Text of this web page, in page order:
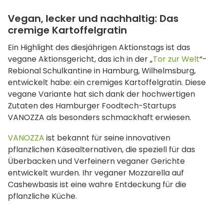
Vegan, lecker und nachhaltig: Das
cremige Kartoffelgratin
Ein Highlight des diesjährigen Aktionstags ist das
vegane Aktionsgericht, das ich in der „Tor zur Welt“-
Rebional Schulkantine in Hamburg, Wilhelmsburg,
entwickelt habe: ein cremiges Kartoffelgratin. Diese
vegane Variante hat sich dank der hochwertigen
Zutaten des Hamburger Foodtech-Startups
VANOZZA als besonders schmackhaft erwiesen.
VANOZZA ist bekannt für seine innovativen
pflanzlichen Käsealternativen, die speziell für das
Überbacken und Verfeinern veganer Gerichte
entwickelt wurden. Ihr veganer Mozzarella auf
Cashewbasis ist eine wahre Entdeckung für die
pflanzliche Küche.